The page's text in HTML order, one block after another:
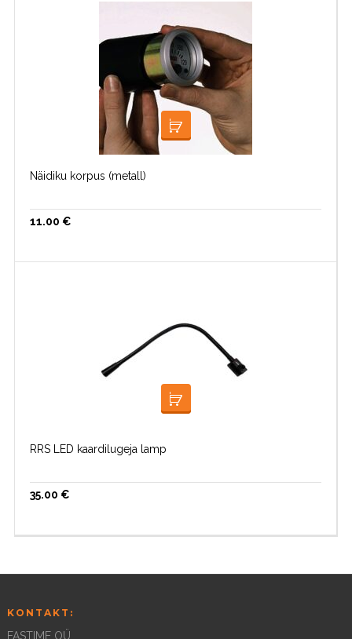
LOE EDASI
Näidiku korpus (metall)
11.00 €
LOE EDASI
RRS LED kaardilugeja lamp
35.00 €
KONTAKT:
FASTIME OÜ